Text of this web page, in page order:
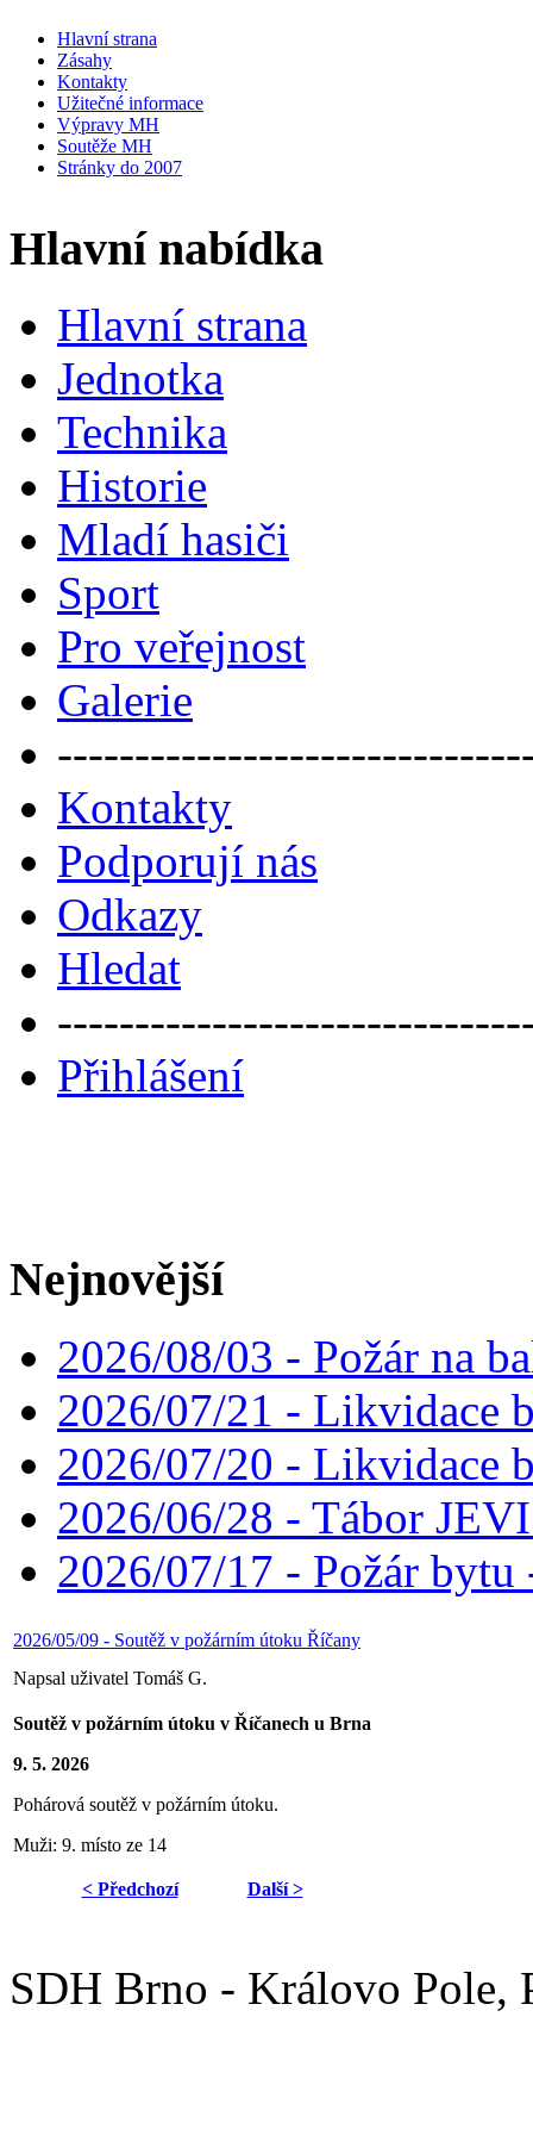
Hlavní strana
Zásahy
Kontakty
Užitečné informace
Výpravy MH
Soutěže MH
Stránky do 2007
Hlavní nabídka
Hlavní strana
Jednotka
Technika
Historie
Mladí hasiči
Sport
Pro veřejnost
Galerie
Kontakty
Podporují nás
Odkazy
Hledat
Přihlášení
Nejnovější
2026/08/03 - Požár na
2026/07/21 - Likvidace
2026/07/20 - Likvidace
2026/06/28 - Tábor
2026/07/17 - Požár
2026/05/09 - Soutěž v požárním útoku Říčany
Napsal uživatel Tomáš G.
Soutěž v požárním útoku v Říčanech u Brna
9. 5. 2026
Pohárová soutěž v požárním útoku.
Muži: 9. místo ze 14
< Předchozí Další >
SDH Brno - Královo Pole,